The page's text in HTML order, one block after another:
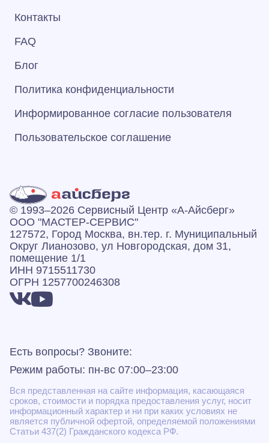
Контакты
FAQ
Блог
Политика конфиденциальности
Информированное согласие пользователя
Пользовательское соглашение
© 1993–2026 Сервисный Центр «А‑Айсберг»
ООО "МАСТЕР-СЕРВИС"
127572, Город Москва, вн.тер. г. Муниципальный
Округ Лианозово, ул Новгородская, дом 31,
помещение 1/1
ИНН 9715511730
ОГРН 1257700246308
Есть вопросы? Звоните:
Режим работы: пн-вс 07:00–23:00
Вся представленная на сайте информация, касающаяся
сроков, стоимости и порядка предоставления услуг, носит
информационный характер и ни при каких условиях не
является публичной офертой, определяемой положениями
Статьи 437(2) Гражданского кодекса РФ.